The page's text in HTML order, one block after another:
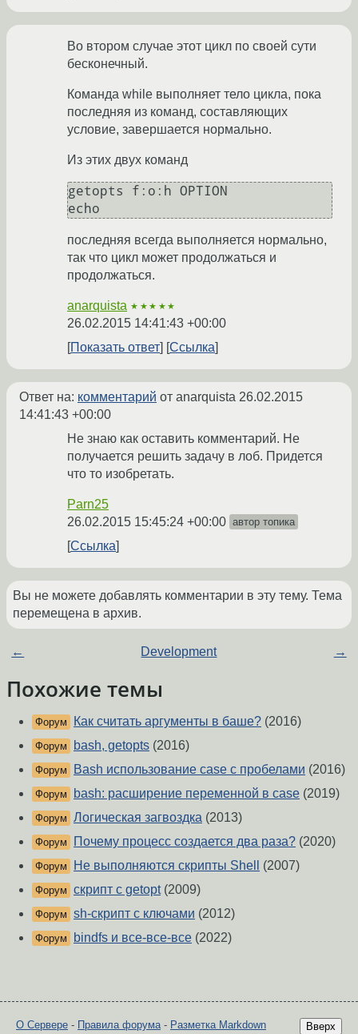
Во втором случае этот цикл по своей сути
бесконечный.
Команда while выполняет тело цикла, пока
последняя из команд, составляющих
условие, завершается нормально.
Из этих двух команд
getopts f:o:h OPTION
echo
последняя всегда выполняется нормально,
так что цикл может продолжаться и
продолжаться.
anarquista ★★★★★
26.02.2015 14:41:43 +00:00
Показать ответ
Ссылка
Ответ на: комментарий от anarquista 26.02.2015
14:41:43 +00:00
Не знаю как оставить комментарий. Не
получается решить задачу в лоб. Придется
что то изобретать.
Parn25
26.02.2015 15:45:24 +00:00 автор топика
Ссылка
Вы не можете добавлять комментарии в эту тему. Тема
перемещена в архив.
← Development →
Похожие темы
Форум Как считать аргументы в баше? (2016)
Форум bash, getopts (2016)
Форум Bash использование case с пробелами (2016)
Форум bash: расширение переменной в case (2019)
Форум Логическая загвоздка (2013)
Форум Почему процесс создается два раза? (2020)
Форум Не выполняются скрипты Shell (2007)
Форум скрипт с getopt(2009)
Форум sh-скрипт с ключами (2012)
Форум bindfs и все-все-все (2022)
Вверх
О Сервере - Правила форума- Разметка Markdown